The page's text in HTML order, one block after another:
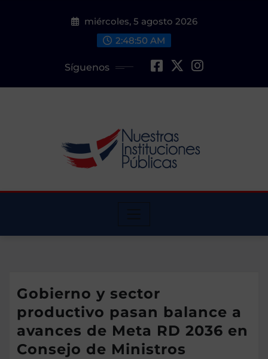
miércoles, 5 agosto 2026
2:48:52 AM
Síguenos
Gobierno y sector
productivo pasan balance a
avances de Meta RD 2036 en
Consejo de Ministros